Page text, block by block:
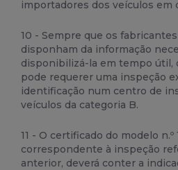
importadores dos veículos em
10 - Sempre que os
disponham da informação
disponibilizá-la em tempo útil,
pode requerer uma inspeção
identificação num centro de
veículos da categoria B.
11 - O certificado do modelo n.º
correspondente à inspeção
anterior, deverá conter a